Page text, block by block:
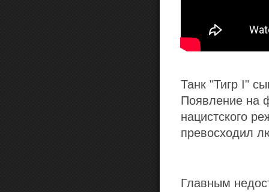
Танк "Тигр I"
Появление на
нацистского
превосходил
Главным